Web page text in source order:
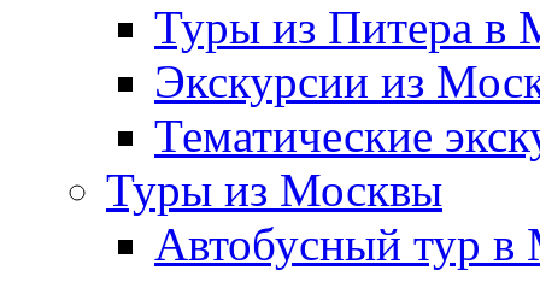
Туры из Питера в
Экскурсии из
Тематические
Туры из Москвы
Автобусный тур в